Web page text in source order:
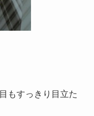
もすっきり目立た